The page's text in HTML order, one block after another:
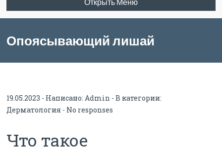
Опоясывающий лишай
19.05.2023 - Написано:Admin - В категории:
Дерматология - No responses
Что такое